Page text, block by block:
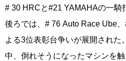
# 30 HRCと#21 YAMAHAの一騎
後ろでは、# 76 Auto Race Ube
よる3位表彰台争いが展開された
中、倒れそうになったマシンを